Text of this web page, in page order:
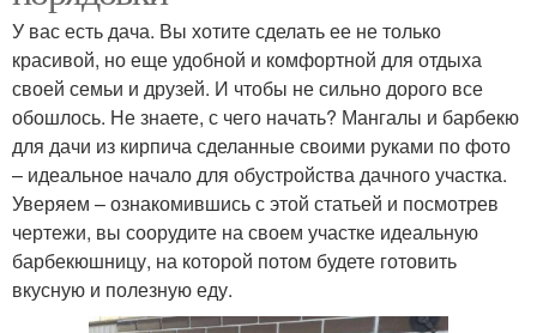
У вас есть дача. Вы хотите сделать ее не только
красивой, но еще удобной и комфортной для отдыха
своей семьи и друзей. И чтобы не сильно дорого все
обошлось. Не знаете, с чего начать? Мангалы и барбекю
для дачи из кирпича сделанные своими руками по фото
– идеальное начало для обустройства дачного участка.
Уверяем – ознакомившись с этой статьей и посмотрев
чертежи, вы соорудите на своем участке идеальную
барбекюшницу, на которой потом будете готовить
вкусную и полезную еду.